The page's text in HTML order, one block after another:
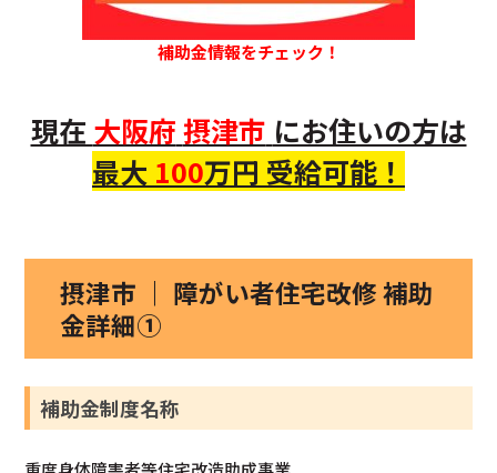
補助金情報をチェック！
現在 大阪府摂津市 にお住いの方は
最大 100万円 受給可能！
摂津市 ｜ 障がい者住宅改修 補助
金詳細①
補助金制度名称